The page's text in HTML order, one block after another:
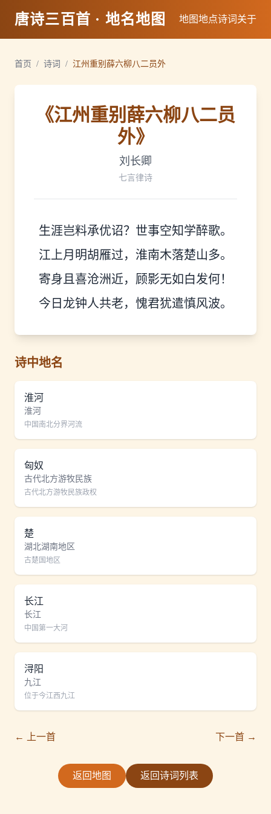
唐诗三百首 · 地名地图 地图地点诗词 关于
首页 / 诗词 / 江州重别薛六柳八二员外
《江州重别薛六柳八二员
外》
刘长卿
七言律诗
生涯岂料承优诏？世事空知学醉歌。
江上月明胡雁过，淮南木落楚山多。
寄身且喜沧洲近，顾影无如白发何！
今日龙钟人共老，愧君犹遣慎风波。
诗中地名
淮河
淮河
中国南北分界河流
匈奴
古代北方游牧民族
古代北方游牧民族政权
楚
湖北湖南地区
古楚国地区
长江
长江
中国第一大河
浔阳
九江
位于今江西九江
← 上一首 下一首 →
返回地图 返回诗词列表